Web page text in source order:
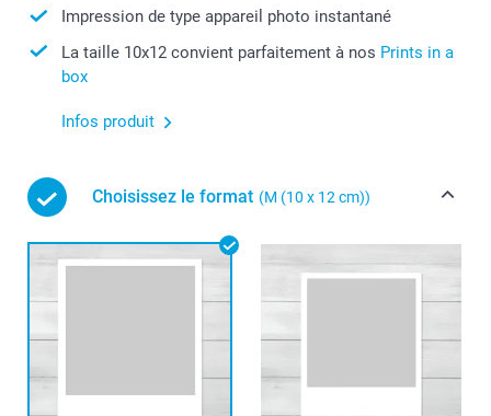
Impression de type appareil photo instantané
La taille 10x12 convient parfaitement à nos Prints in a
box
Infos produit
Choisissez le format (M (10 x 12 cm))